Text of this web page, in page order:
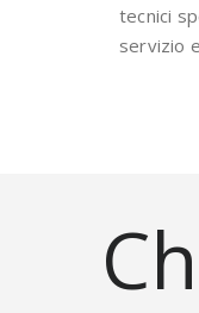
tecnici
servizio